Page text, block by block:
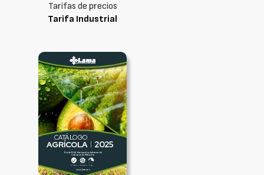
Tarifas de precios
Tarifa Industrial